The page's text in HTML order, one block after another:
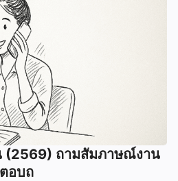
(2569) ถามสัมภาษณ์งาน
อบถ